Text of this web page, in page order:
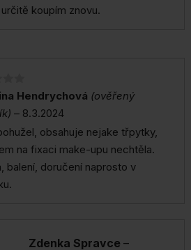
koupím znovu.
Hendrychová (ověřený
– 8.3.2024
obsahuje nejake třpytky,
na fixaci make-upu nechtěla.
balení, doručení naprosto v
Zdenka Spravce –